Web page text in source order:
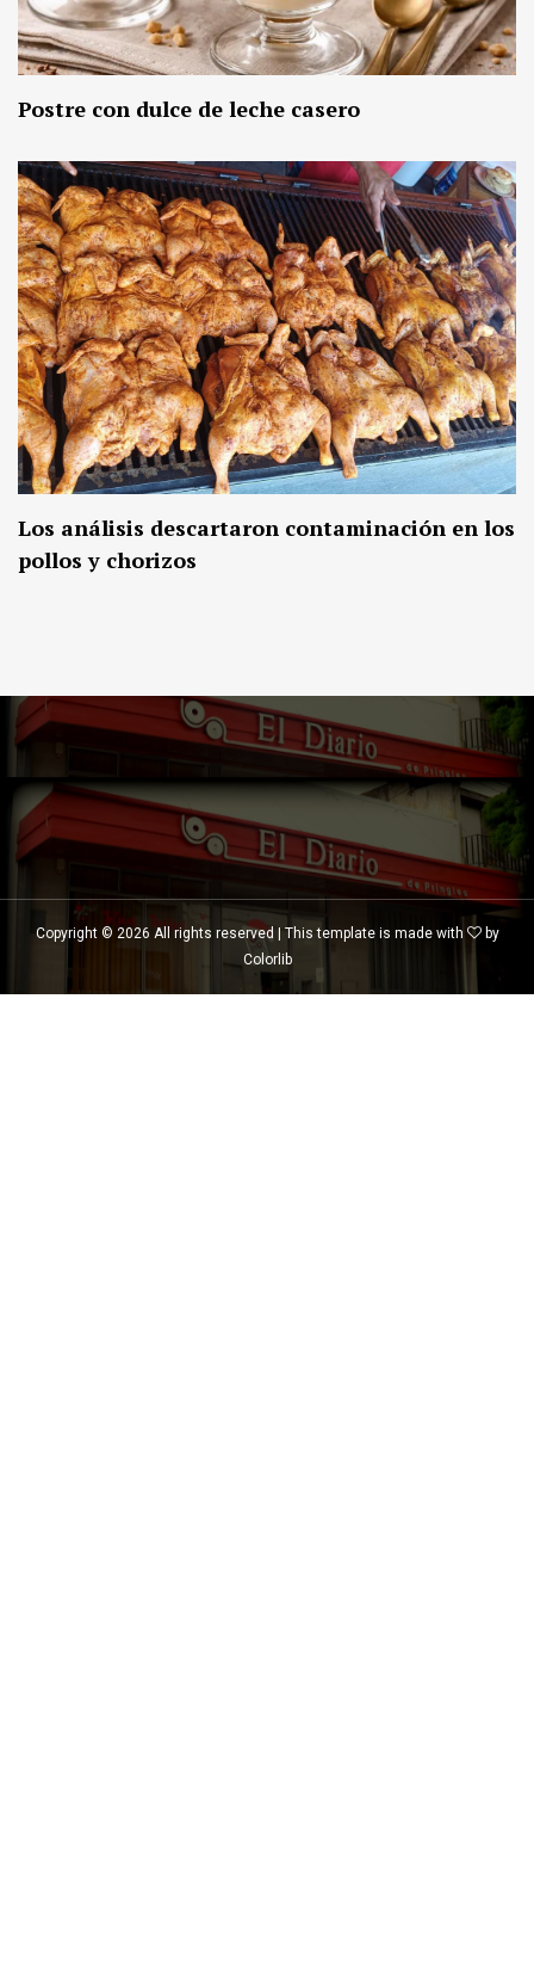
Postre con dulce de leche casero
Los análisis descartaron contaminación en los
pollos y chorizos
Copyright © 2026 All rights reserved | This template is made with
by
Colorlib